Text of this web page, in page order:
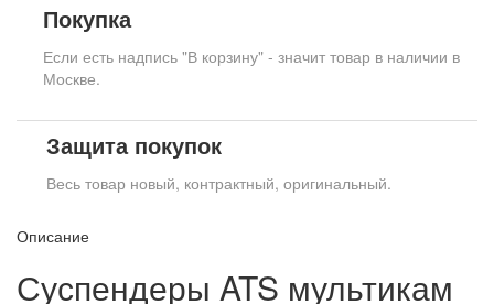
Покупка
Если есть надпись "В корзину" - значит товар в наличии в
Москве.
Защита покупок
Весь товар новый, контрактный, оригинальный.
Описание
Суспендеры ATS мультикам